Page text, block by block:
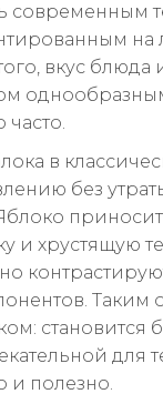
современным
на
вкус блюда
часто.
в
без
и хрустящую
Таким
становится
для
и полезно.